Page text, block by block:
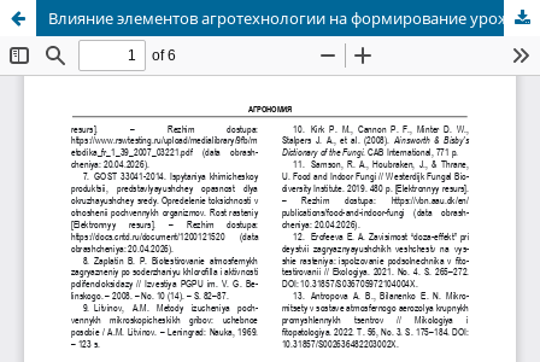
Влияние элементов агротехнологии на формирование урожайности льна масличного